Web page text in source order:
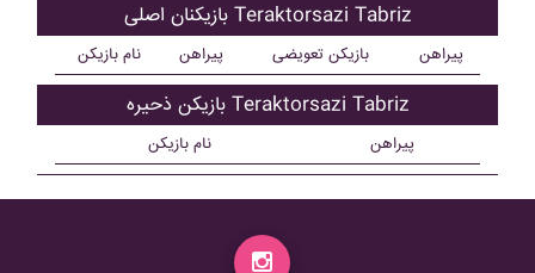
بازیکنان اصلی Teraktorsazi Tabriz
نام بازیکن پیراهن بازیکن تعویضی پیراهن
بازیکن ذحیره Teraktorsazi Tabriz
نام بازیکن پیراهن